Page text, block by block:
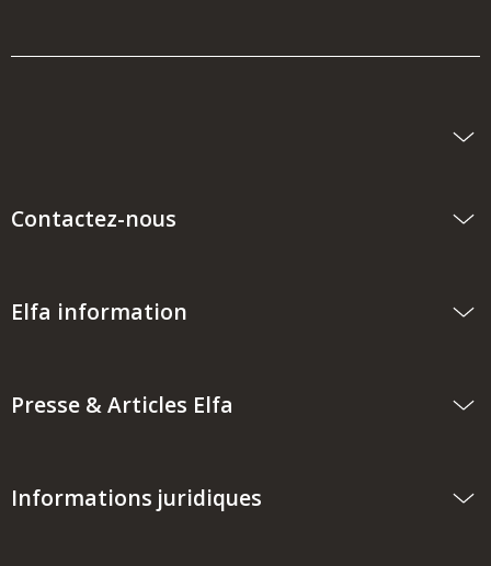
Contactez-nous
Elfa information
Presse & Articles Elfa
Informations juridiques